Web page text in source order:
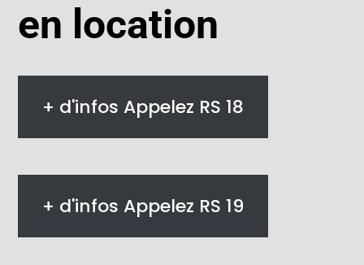
en location
+ d'infos Appelez RS 18
+ d'infos Appelez RS 19